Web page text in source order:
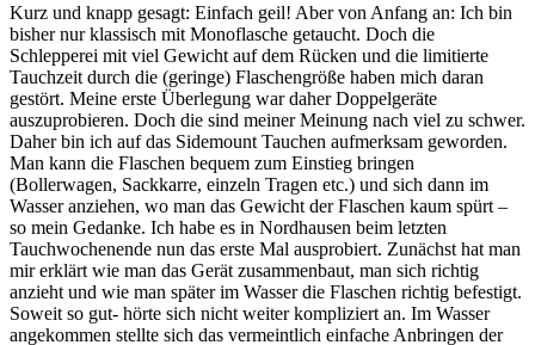
Kurz und knapp gesagt: Einfach geil! Aber von Anfang an: Ich bin
bisher nur klassisch mit Monoflasche getaucht. Doch die
Schlepperei mit viel Gewicht auf dem Rücken und die limitierte
Tauchzeit durch die (geringe) Flaschengröße haben mich daran
gestört. Meine erste Überlegung war daher Doppelgeräte
auszuprobieren. Doch die sind meiner Meinung nach viel zu schwer.
Daher bin ich auf das Sidemount Tauchen aufmerksam geworden.
Man kann die Flaschen bequem zum Einstieg bringen
(Bollerwagen, Sackkarre, einzeln Tragen etc.) und sich dann im
Wasser anziehen, wo man das Gewicht der Flaschen kaum spürt –
so mein Gedanke. Ich habe es in Nordhausen beim letzten
Tauchwochenende nun das erste Mal ausprobiert. Zunächst hat man
mir erklärt wie man das Gerät zusammenbaut, man sich richtig
anzieht und wie man später im Wasser die Flaschen richtig befestigt.
Soweit so gut- hörte sich nicht weiter kompliziert an. Im Wasser
angekommen stellte sich das vermeintlich einfache Anbringen der